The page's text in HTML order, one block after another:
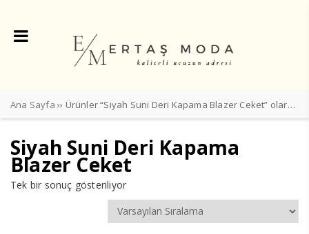
Ana Sayfa ›› Ürünler “Siyah Suni Deri Kapama Blazer Ceket” olarak etiketlendi
Siyah Suni Deri Kapama
Blazer Ceket
Tek bir sonuç gösteriliyor